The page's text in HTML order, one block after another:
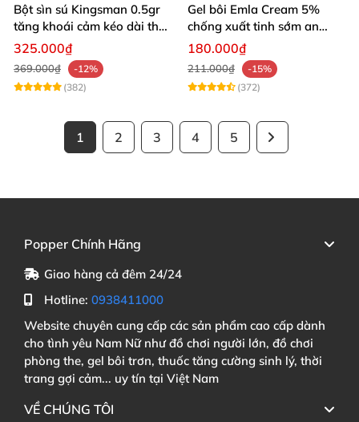
Bột sìn sú Kingsman 0.5gr
tăng khoái cảm kéo dài thời
gian quan hệ
325.000₫
369.000₫
-12%
(382)
Gel bôi Emla Cream 5%
chống xuất tinh sớm an
toàn hiệu quả 5g
180.000₫
211.000₫
-15%
(372)
1 2 3 4 5
Popper Chính Hãng
Giao hàng cả đêm 24/24
Hotline: 0938411000
Website chuyên cung cấp các sản phẩm cao cấp dành
cho tình yêu Nam Nữ như đồ chơi người lớn, đồ chơi
phòng the, gel bôi trơn, thuốc tăng cường sinh lý, thời
trang gợi cảm... uy tín tại Việt Nam
VỀ CHÚNG TÔI